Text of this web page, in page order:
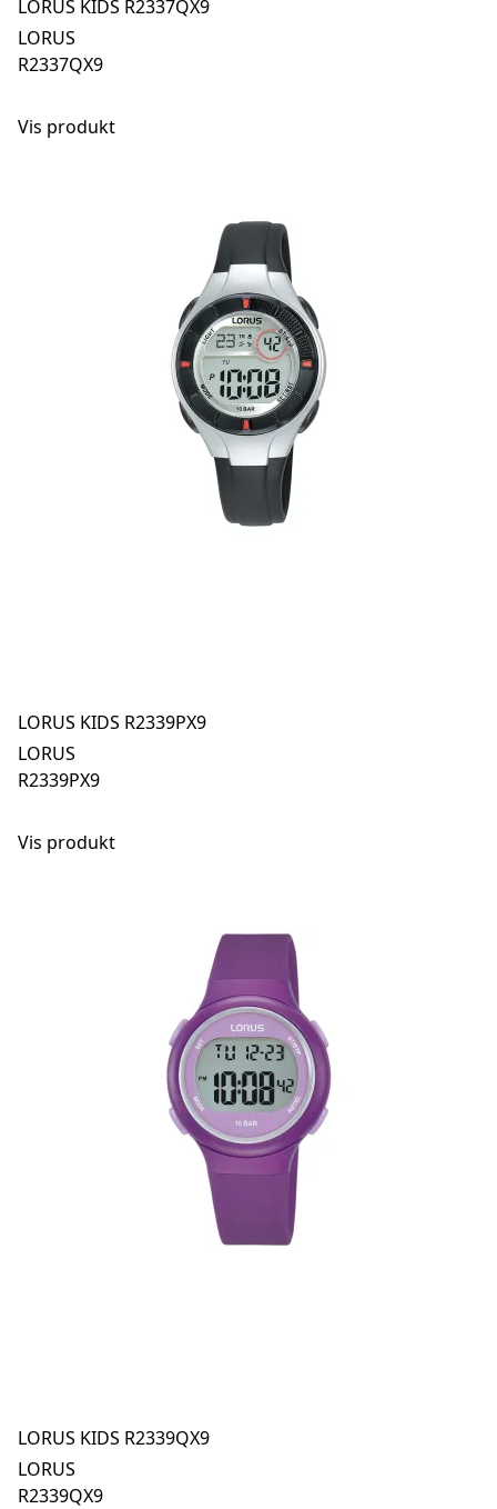
LORUS KIDS R2337QX9
LORUS
R2337QX9
Vis produkt
LORUS KIDS R2339PX9
LORUS
R2339PX9
Vis produkt
LORUS KIDS R2339QX9
LORUS
R2339QX9